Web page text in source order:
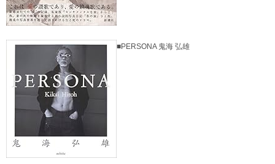
■PERSONA 鬼海 弘雄